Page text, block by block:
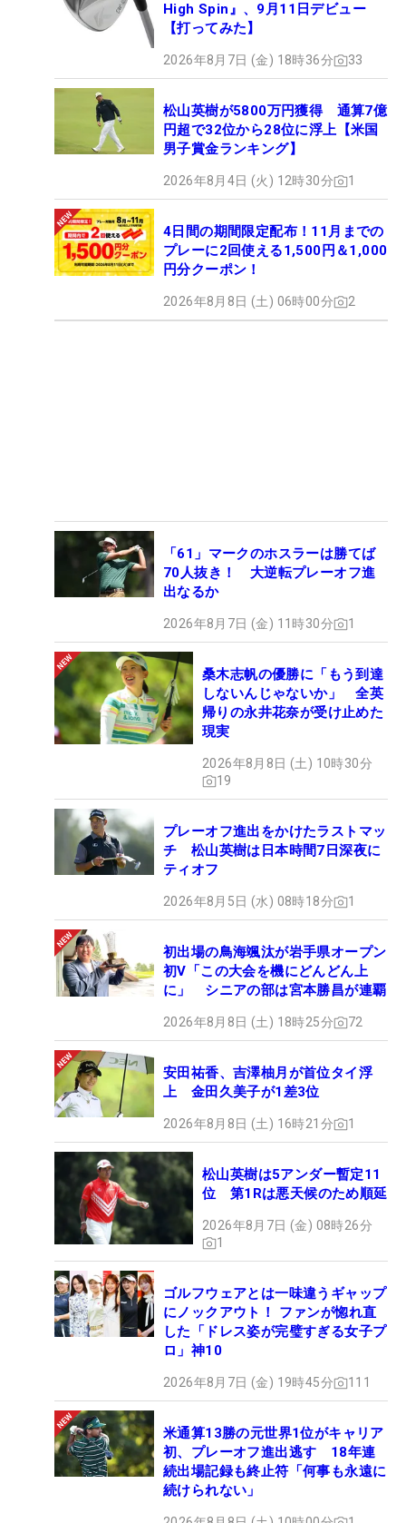
High Spin』、9月11日デビュー
【打ってみた】
2026年8月7日 (金) 18時36分 33
松山英樹が5800万円獲得 通算7億
円超で32位から28位に浮上【米国
男子賞金ランキング】
2026年8月4日 (火) 12時30分 1
4日間の期間限定配布！11月までの
プレーに2回使える1,500円＆1,000
円分クーポン！
2026年8月8日 (土) 06時00分 2
「61」マークのホスラーは勝てば
70人抜き！ 大逆転プレーオフ進
出なるか
2026年8月7日 (金) 11時30分 1
桑木志帆の優勝に「もう到達
しないんじゃないか」 全英
帰りの永井花奈が受け止めた
現実
2026年8月8日 (土) 10時30分
19
プレーオフ進出をかけたラストマッ
チ 松山英樹は日本時間7日深夜に
ティオフ
2026年8月5日 (水) 08時18分 1
初出場の鳥海颯汰が岩手県オープン
初V「この大会を機にどんどん上
に」 シニアの部は宮本勝昌が連覇
2026年8月8日 (土) 18時25分 72
安田祐香、吉澤柚月が首位タイ浮
上 金田久美子が1差3位
2026年8月8日 (土) 16時21分 1
松山英樹は5アンダー暫定11
位 第1Rは悪天候のため順延
2026年8月7日 (金) 08時26分
1
ゴルフウェアとは一味違うギャップ
にノックアウト！ ファンが惚れ直
した「ドレス姿が完璧すぎる女子プ
ロ」神10
2026年8月7日 (金) 19時45分 111
米通算13勝の元世界1位がキャリア
初、プレーオフ進出逃す 18年連
続出場記録も終止符「何事も永遠に
続けられない」